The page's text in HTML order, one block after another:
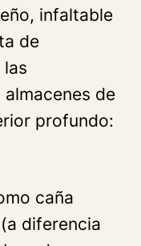
infaltable
de
de
profundo:
caña
diferencia